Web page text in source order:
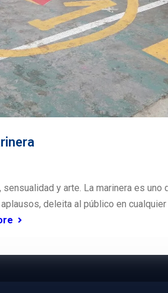
sensualidad y arte. La marinera es
deleita al público en